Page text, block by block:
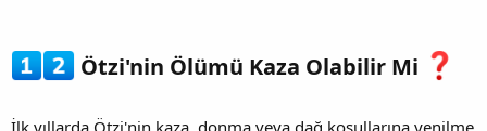
Ötzi'nin Ölümü Kaza Olabilir Mi